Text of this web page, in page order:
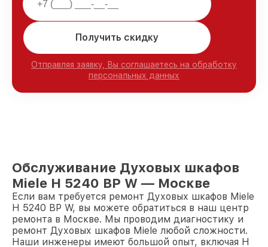
Получить скидку
Отправляя заявку, Вы соглашаетесь на обработку
персональных данных
Обслуживание Духовых шкафов
Miele H 5240 BP W — Москве
Если вам требуется ремонт Духовых шкафов Miele
H 5240 BP W, вы можете обратиться в наш центр
ремонта в Москве. Мы проводим диагностику и
ремонт Духовых шкафов Miele любой сложности.
Наши инженеры имеют большой опыт, включая H